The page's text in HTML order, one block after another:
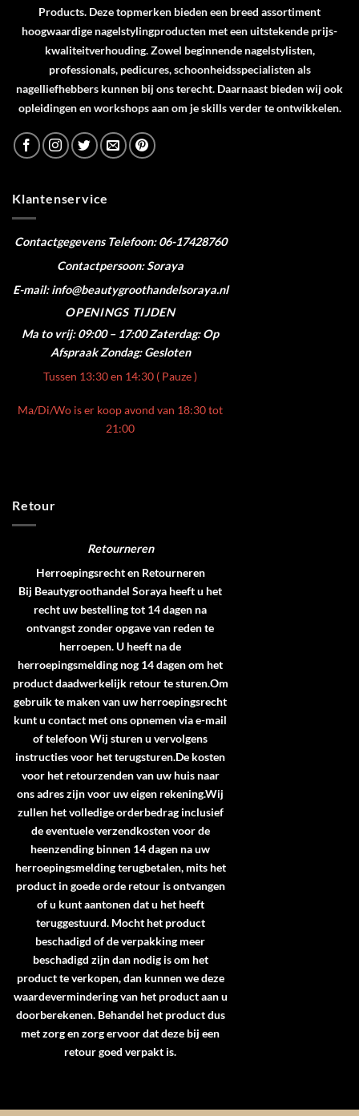
Products. Deze topmerken bieden een breed assortiment
hoogwaardige nagelstylingproducten met een uitstekende prijs-
kwaliteitverhouding. Zowel beginnende nagelstylisten,
professionals, pedicures, schoonheidsspecialisten als
nagelliefhebbers kunnen bij ons terecht. Daarnaast bieden wij ook
opleidingen en workshops aan om je skills verder te ontwikkelen.
Klantenservice
ContactgegevensTelefoon: 06-17428760
Contactpersoon: Soraya
E-mail: info@beautygroothandelsoraya.nl
OPENINGS TIJDEN
Ma to vrij: 09:00 – 17:00 Zaterdag: Op
Afspraak Zondag: Gesloten
Tussen 13:30 en 14:30 ( Pauze )
Ma/Di/Wo is er koop avond van 18:30 tot
21:00
Retour
Retourneren
Herroepingsrecht en Retourneren
Bij Beautygroothandel Soraya heeft u het
recht uw bestelling tot 14 dagen na
ontvangst zonder opgave van reden te
herroepen. U heeft na de
herroepingsmelding nog 14 dagen om het
product daadwerkelijk retour te sturen.Om
gebruik te maken van uw herroepingsrecht
kunt u contact met ons opnemen via e-mail
of telefoon Wij sturen u vervolgens
instructies voor het terugsturen.De kosten
voor het retourzenden van uw huis naar
ons adres zijn voor uw eigen rekening.Wij
zullen het volledige orderbedrag inclusief
de eventuele verzendkosten voor de
heenzending binnen 14 dagen na uw
herroepingsmelding terugbetalen, mits het
product in goede orde retour is ontvangen
of u kunt aantonen dat u het heeft
teruggestuurd. Mocht het product
beschadigd of de verpakking meer
beschadigd zijn dan nodig is om het
product te verkopen, dan kunnen we deze
waardevermindering van het product aan u
doorberekenen. Behandel het product dus
met zorg en zorg ervoor dat deze bij een
retour goed verpakt is.